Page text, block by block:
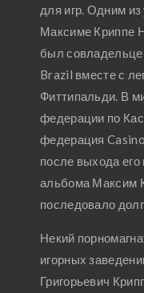
для игр. Одним
Максиме Криппе
был
Brazil вместе с
Фиттипальди. В
федерации по
федерация
после выхода
альбома Максим
последовало
Некий
игорных
Григорьевич